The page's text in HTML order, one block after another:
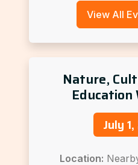
View All
Nature,
July
Location: